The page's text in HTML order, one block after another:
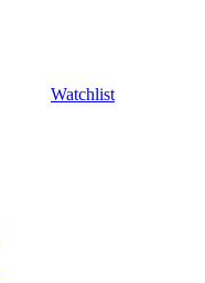
Watchlist